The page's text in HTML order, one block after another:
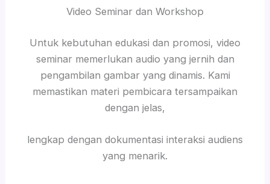
Video Seminar dan Workshop
Untuk kebutuhan edukasi dan promosi, video
seminar memerlukan audio yang jernih dan
pengambilan gambar yang dinamis. Kami
memastikan materi pembicara tersampaikan
dengan jelas,
lengkap dengan dokumentasi interaksi audiens
yang menarik.